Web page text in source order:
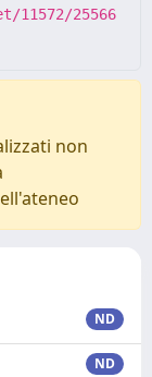
25566
non
ND
ND